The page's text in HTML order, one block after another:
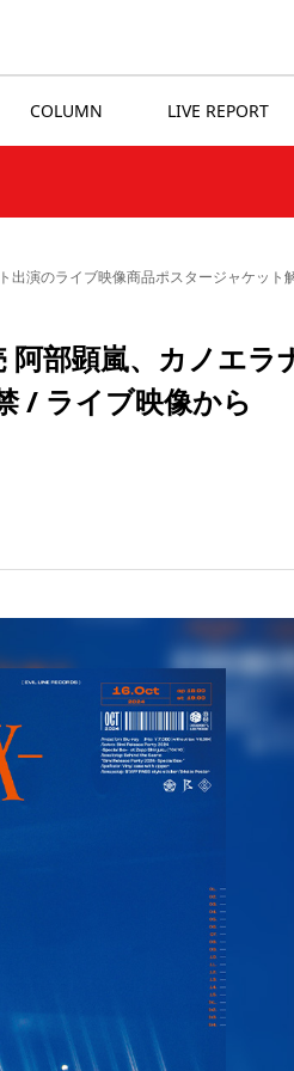
COLUMN LIVE REPORT
演のライブ映像商品ポスタージャケッ
部顕嵐、カノエラ
/ ライブ映像から